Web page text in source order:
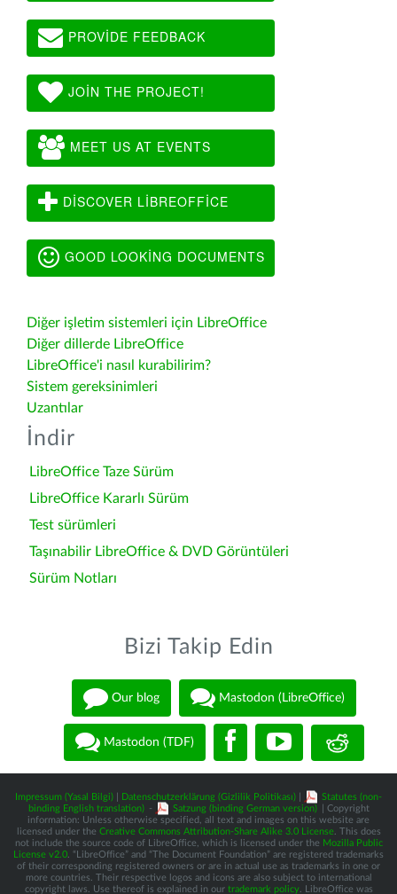
PROVIDE FEEDBACK
JOIN THE PROJECT!
MEET US AT EVENTS
DISCOVER LIBREOFFICE
GOOD LOOKING DOCUMENTS
Diğer işletim sistemleri için LibreOffice
Diğer dillerde LibreOffice
LibreOffice'i nasıl kurabilirim?
Sistem gereksinimleri
Uzantılar
İndir
LibreOffice Taze Sürüm
LibreOffice Kararlı Sürüm
Test sürümleri
Taşınabilir LibreOffice & DVD Görüntüleri
Sürüm Notları
Bizi Takip Edin
Our blog Mastodon (LibreOffice)
Mastodon (TDF)
Impressum (Yasal Bilgi) Datenschutzerklärung (Gizlilik Politikası)
Statutes (non-
binding English translation) - Satzung (binding German version)
| Copyright
information: Unless otherwise specified, all text and images on this website are
licensed under the Creative Commons Attribution-Share Alike 3.0 License. This does
not include the source code of LibreOffice, which is licensed under the Mozilla Public
License v2.0 . “LibreOffice” and “The Document Foundation” are registered trademarks
of their corresponding registered owners or are in actual use as trademarks in one or
more countries. Their respective logos and icons are also subject to international
copyright laws. Use thereof is explained in our trademark policy. LibreOffice was